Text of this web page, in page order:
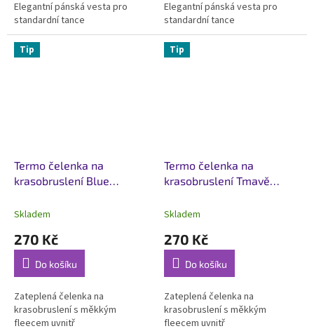
Elegantní pánská vesta pro
standardní tance
Elegantní pánská vesta pro
standardní tance
Tip
Termo čelenka na
krasobruslení Blue
Skladem
270 Kč
Do košíku
Zateplená čelenka na
krasobruslení s měkkým
fleecem uvnitř
Tip
Termo čelenka na
krasobruslení Tmavě
Skladem
270 Kč
Do košíku
Zateplená čelenka na
krasobruslení s měkkým
fleecem uvnitř